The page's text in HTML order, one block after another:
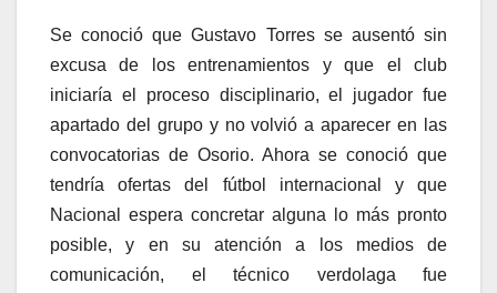
Se conoció que Gustavo Torres se ausentó sin
excusa de los entrenamientos y que el club
iniciaría el proceso disciplinario, el jugador fue
apartado del grupo y no volvió a aparecer en las
convocatorias de Osorio. Ahora se conoció que
tendría ofertas del fútbol internacional y que
Nacional espera concretar alguna lo más pronto
posible, y en su atención a los medios de
comunicación, el técnico verdolaga fue